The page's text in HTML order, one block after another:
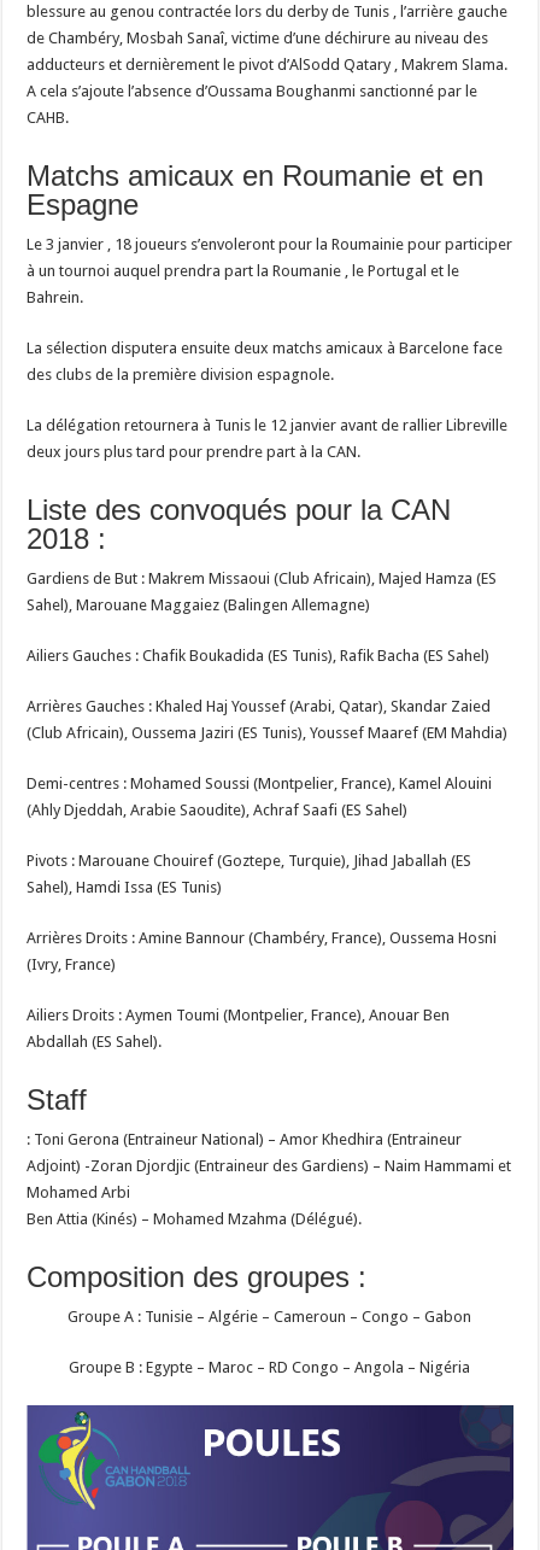
blessure au genou contractée lors du derby de Tunis , l’arrière gauche
de Chambéry, Mosbah Sanaî, victime d’une déchirure au niveau des
adducteurs et dernièrement le pivot d’AlSodd Qatary , Makrem Slama.
A cela s’ajoute l’absence d’Oussama Boughanmi sanctionné par le
CAHB.
Matchs amicaux en Roumanie et en
Espagne
Le 3 janvier , 18 joueurs s’envoleront pour la Roumainie pour participer
à un tournoi auquel prendra part la Roumanie , le Portugal et le
Bahrein.
La sélection disputera ensuite deux matchs amicaux à Barcelone face
des clubs de la première division espagnole.
La délégation retournera à Tunis le 12 janvier avant de rallier Libreville
deux jours plus tard pour prendre part à la CAN.
Liste des convoqués pour la CAN
2018 :
Gardiens de But : Makrem Missaoui (Club Africain), Majed Hamza (ES
Sahel), Marouane Maggaiez (Balingen Allemagne)
Ailiers Gauches : Chafik Boukadida (ES Tunis), Rafik Bacha (ES Sahel)
Arrières Gauches : Khaled Haj Youssef (Arabi, Qatar), Skandar Zaied
(Club Africain), Oussema Jaziri (ES Tunis), Youssef Maaref (EM Mahdia)
Demi-centres : Mohamed Soussi (Montpelier, France), Kamel Alouini
(Ahly Djeddah, Arabie Saoudite), Achraf Saafi (ES Sahel)
Pivots : Marouane Chouiref (Goztepe, Turquie), Jihad Jaballah (ES
Sahel), Hamdi Issa (ES Tunis)
Arrières Droits : Amine Bannour (Chambéry, France), Oussema Hosni
(Ivry, France)
Ailiers Droits : Aymen Toumi (Montpelier, France), Anouar Ben
Abdallah (ES Sahel).
Staff
: Toni Gerona (Entraineur National) – Amor Khedhira (Entraineur
Adjoint) -Zoran Djordjic (Entraineur des Gardiens) – Naim Hammami et
Mohamed Arbi
Ben Attia (Kinés) – Mohamed Mzahma (Délégué).
Composition des groupes :
Groupe A : Tunisie – Algérie – Cameroun – Congo – Gabon
Groupe B : Egypte – Maroc – RD Congo – Angola – Nigéria